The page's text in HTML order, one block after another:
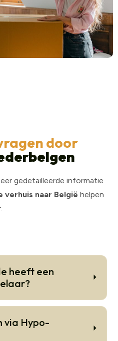
door
gedetailleerde informatie
verhuis naar België helpen
heeft een
via Hypo-